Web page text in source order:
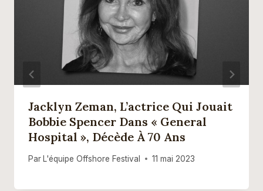
Jacklyn Zeman, L’actrice Qui Jouait
Bobbie Spencer Dans « General
Hospital », Décède À 70 Ans
Par L'équipe Offshore Festival 11 mai 2023